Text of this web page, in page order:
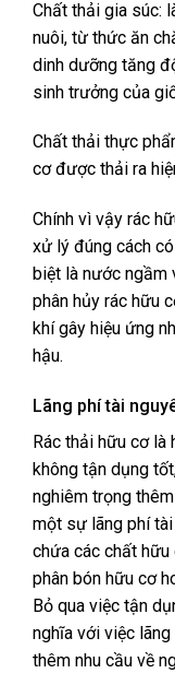
Chất thải gia súc:
nuôi, từ thức ăn
dinh dưỡng tăng
sinh trưởng của
Chất thải thực
cơ được thải ra
Chính vì vậy rác
xử lý đúng cách
biệt là nước ngầm
phân hủy rác hữu
khí gây hiệu ứng
hậu.
Lãng phí tài
Rác thải hữu cơ là
không tận dụng
nghiêm trọng
một sự lãng phí
chứa các chất
phân bón hữu cơ
Bỏ qua việc tận
nghĩa với việc
thêm nhu cầu về